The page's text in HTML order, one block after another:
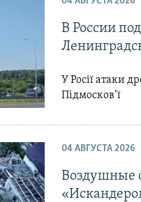
В России
У Росії атаки
Підмосков’ї
04 АВГУСТА 2026
Воздушные